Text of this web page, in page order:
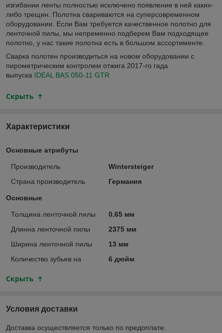
изгибании ленты полностью исключено появление в ней каких-
либо трещин. Полотна свариваются на суперсовременном
оборудовании. Если Вам требуется качественное полотно для
ленточной пилы, мы непременно подберем Вам подходящее
полотно, у нас такие полотна есть в большом ассортименте.
Сварка полотен производиться на новом оборудовании с
пирометрическим контролем отжига 2017-го гада
выпуска IDEAL BAS 050-11 GTR
Скрыть
Характеристики
Основные атрибуты
Производитель
Wintersteiger
Страна производитель
Германия
Основные
Толщина ленточной пилы
0.65 мм
Длинна ленточной пилы
2375 мм
Ширина ленточной пилы
13 мм
Количество зубьев на
6 дюйм
Скрыть
Условия доставки
Доставка осуществляется только по предоплате.